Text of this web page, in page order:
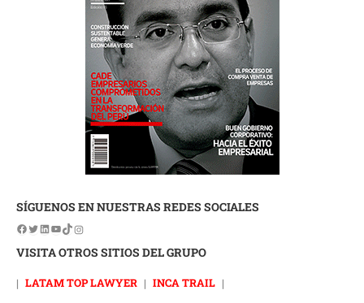
SÍGUENOS EN NUESTRAS REDES SOCIALES
VISITA OTROS SITIOS DEL GRUPO
| LATAM TOP LAWYER | INCA TRAIL |